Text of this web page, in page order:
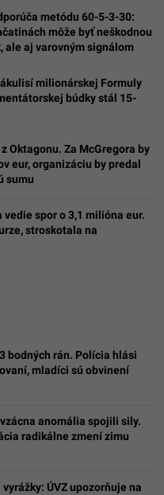
metódu 60-5-3-30:
môže byť neškodnou
ale aj varovným signálom
milionárskej Formuly
búdky stál 15-
Oktagonu. Za McGregora by
eur, organizáciu by predal
sumu
spor o 3,1 milióna eur.
stroskotala na
bodných rán. Polícia hlási
mladíci sú obvinení
anomália spojili sily.
radikálne zmení zimu
ÚVZ upozorňuje na